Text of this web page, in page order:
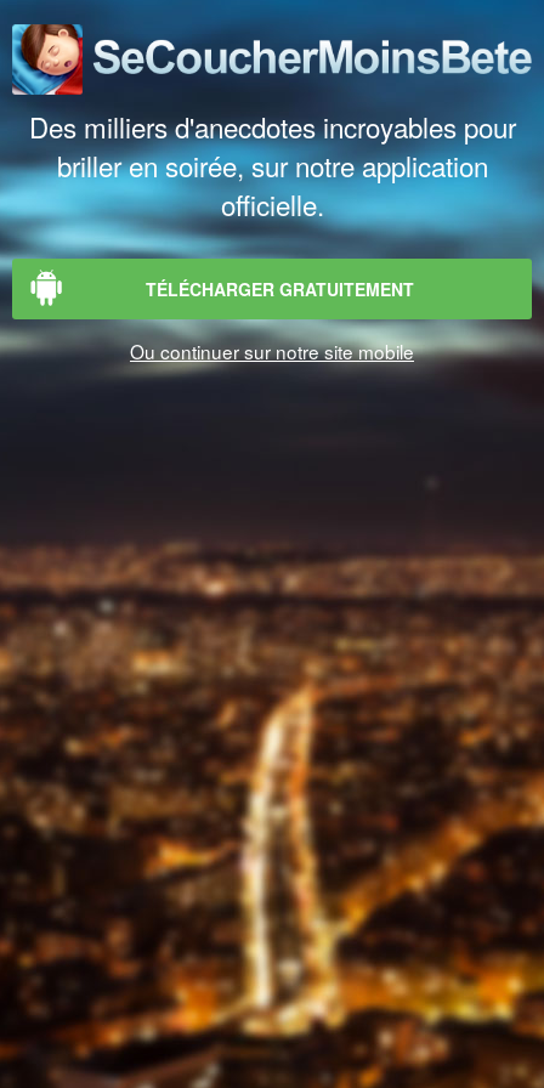
Des milliers d'anecdotes incroyables pour
briller en soirée, sur notre application
officielle.
TÉLÉCHARGER GRATUITEMENT
Ou continuer sur notre site mobile